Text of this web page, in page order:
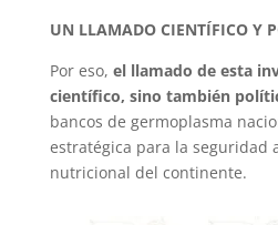
UN LLAMADO CIENTÍFICO Y
Por eso, el llamado de esta
científico, sino también
bancos de germoplasma
estratégica para la seguridad
nutricional del continente.